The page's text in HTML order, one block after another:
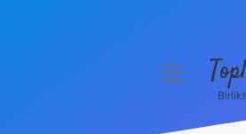
menüyü